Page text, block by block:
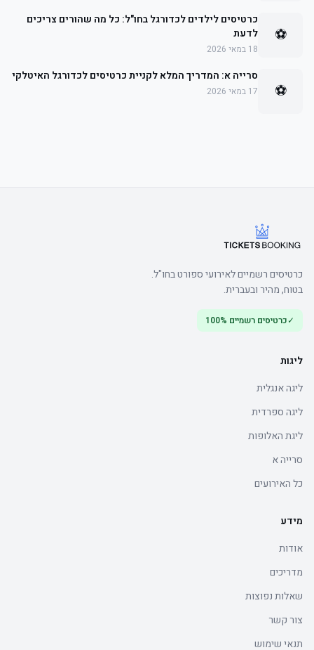
⚽
כרטיסים לילדים לכדורגל בחו"ל: כל מה שהורים צריכים
לדעת
18 במאי 2026
⚽
סרייה א: המדריך המלא לקניית כרטיסים לכדורגל האיטלקי
17 במאי 2026
כרטיסים רשמיים לאירועי ספורט בחו"ל.
בטוח, מהיר ובעברית.
✓כרטיסים רשמיים 100%
ליגות
ליגה אנגלית
ליגה ספרדית
ליגת האלופות
סרייה א
כל האירועים
מידע
אודות
מדריכים
שאלות נפוצות
צור קשר
תנאי שימוש